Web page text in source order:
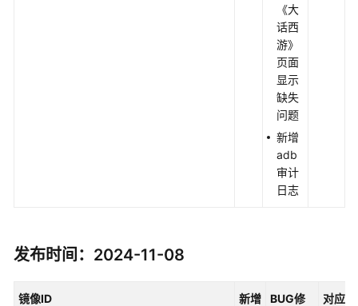
《大
话西
游》
页面
显示
缺失
问题
新增
adb
审计
日志
发布时间：2024-11-08
镜像ID
新增
BUG修
对应